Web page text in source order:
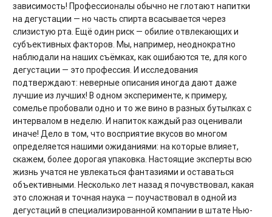
зависимость! Профессионалы обычно не глотают напитки
на дегустации — но часть спирта всасывается через
слизистую рта. Ещё один риск — обилие отвлекающих и
субъективных факторов. Мы, например, неоднократно
наблюдали на наших съёмках, как ошибаются те, для кого
дегустации — это профессия. И исследования
подтверждают: неверные описания иногда дают даже
лучшие из лучших! В одном эксперименте, к примеру,
сомелье пробовали одно и то же вино в разных бутылках с
интервалом в неделю. И напиток каждый раз оценивали
иначе! Дело в том, что восприятие вкусов во многом
определяется нашими ожиданиями: на которые влияет,
скажем, более дорогая упаковка. Настоящие эксперты всю
жизнь учатся не увлекаться фантазиями и оставаться
объективными. Несколько лет назад я почувствовал, какая
это сложная и точная наука — поучаствовал в одной из
дегустаций в специализированной компании в штате Нью-